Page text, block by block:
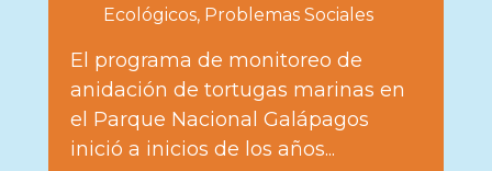
Ecológicos Problemas Sociales
El programa de monitoreo de
anidación de tortugas marinas en
el Parque Nacional Galápagos
inició a inicios de los años...